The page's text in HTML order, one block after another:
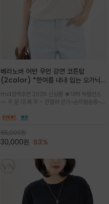
베라노바 어반 우먼 강연 코튼탑
(2color) *한여름 내내 입는 오가닉
워크 (Line Work) & 스케치/감각적
인 아트워크 프린트가 시선을 끄는 루즈
핏 강연티셔츠
md강력추천 2026 신상품 ★대박 득템찬스
~~ 주.문.대.폭.주 - 전컬러 인기~순차발송중~★
한 착용감을 선사하며, 자연스럽게 떨어지는 실루
으로도 포인트가 되며, 데일리 활
65,000원
30,000원 53%